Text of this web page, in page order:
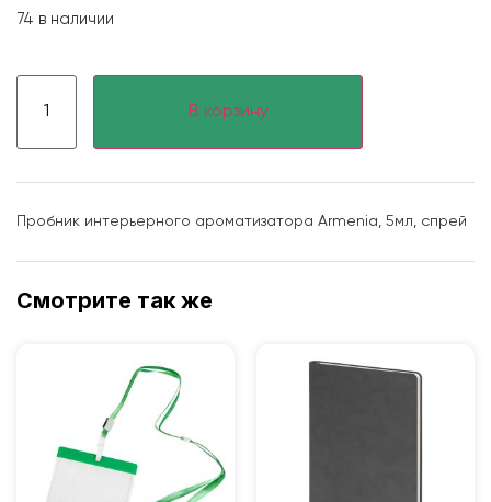
74 в наличии
В корзину
Пробник интерьерного ароматизатора Armenia, 5мл, спрей
Смотрите так же